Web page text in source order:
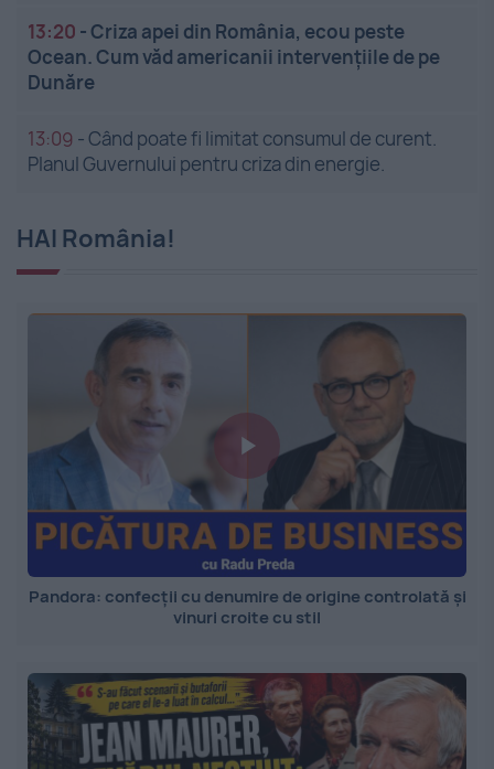
13:20 -Criza apei din România, ecou peste
Ocean. Cum văd americanii intervențiile de pe
Dunăre
13:09 -Când poate fi limitat consumul de curent.
Planul Guvernului pentru criza din energie.
HAI România!
Pandora: confecții cu denumire de origine controlată și
vinuri croite cu stil